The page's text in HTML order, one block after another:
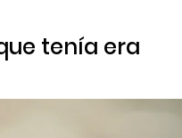
tenía era